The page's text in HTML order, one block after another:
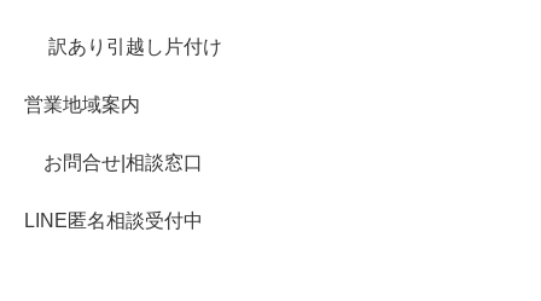
訳あり引越し片付け
営業地域案内
お問合せ|相談窓口
LINE匿名相談受付中